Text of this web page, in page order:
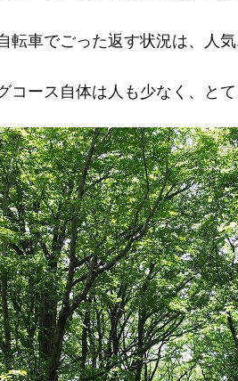
転車でごった返す状況は、人
コース自体は人も少なく、とて